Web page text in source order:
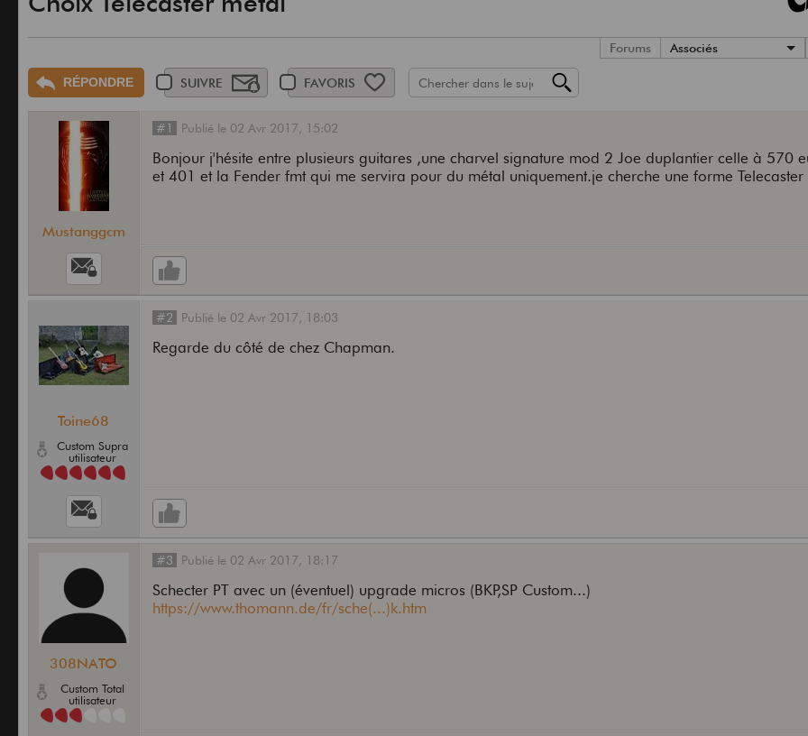
Forums Associés
RÉPONDRE SUIVRE FAVORIS
Mustanggcm
#1 Publié le 02 Avr 2017, 15:02
Bonjour j'hésite entre plusieurs guitares ,une charvel signature mod 2 Joe duplantier celle à 570
et 401 et la Fender fmt qui me servira pour du métal uniquement.je cherche une forme Telecaster
Toine68
Custom Supra
utilisateur
#2 Publié le 02 Avr 2017, 18:03
Regarde du côté de chez Chapman.
308NATO
Custom Total
utilisateur
#3 Publié le 02 Avr 2017, 18:17
Schecter PT avec un (éventuel) upgrade micros (BKP,SP Custom...)
https://www.thomann.de/fr/sche(...)k.htm